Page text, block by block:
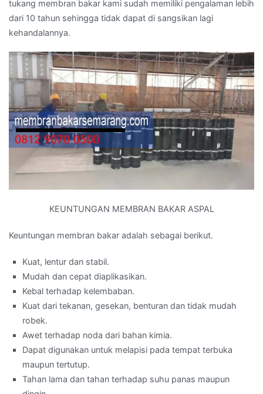
tukang membran bakar kami sudah memiliki pengalaman lebih
dari 10 tahun sehingga tidak dapat di sangsikan lagi
kehandalannya.
KEUNTUNGAN MEMBRAN BAKAR ASPAL
Keuntungan membran bakar adalah sebagai berikut.
Kuat, lentur dan stabil.
Mudah dan cepat diaplikasikan.
Kebal terhadap kelembaban.
Kuat dari tekanan, gesekan, benturan dan tidak mudah
robek.
Awet terhadap noda dari bahan kimia.
Dapat digunakan untuk melapisi pada tempat terbuka
maupun tertutup.
Tahan lama dan tahan terhadap suhu panas maupun